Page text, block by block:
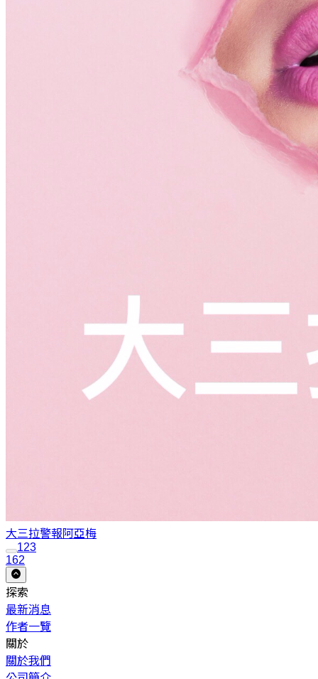
大三拉警報阿亞梅
123
162
探索
最新消息
作者一覽
關於
關於我們